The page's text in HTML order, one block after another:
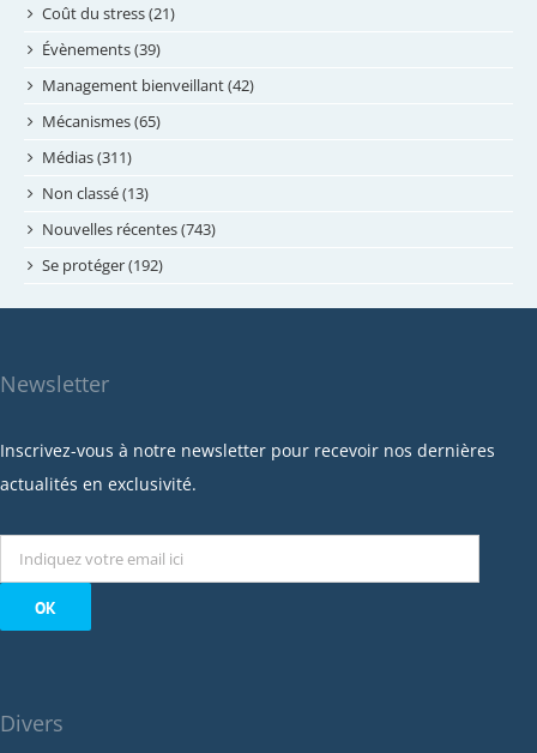
juin 2024
mai 2024
avril 2024
février 2024
janvier 2024
novembre 2023
octobre 2023
septembre 2023
mars 2023
janvier 2023
décembre 2022
octobre 2022
septembre 2022
août 2022
mai 2022
Coût du stress (21)
Évènements (39)
Management bienveillant (42)
Mécanismes (65)
Médias (311)
Non classé (13)
Nouvelles récentes (743)
Se protéger (192)
Newsletter
Inscrivez-vous à notre newsletter pour recevoir nos dernières
actualités en exclusivité.
Divers